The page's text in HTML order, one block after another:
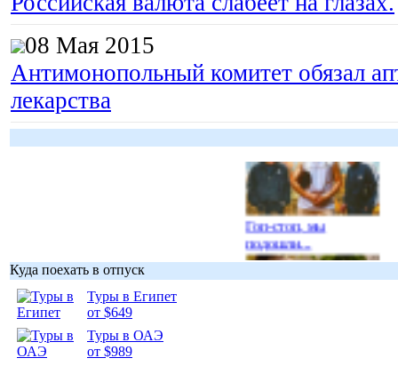
08 Мая 2015
Антимонопольный комитет обязал
лекарства
Гоп-стоп, мы
подошли...
Куда поехать в отпуск
Туры в Египет
от $649
Туры в ОАЭ
от $989